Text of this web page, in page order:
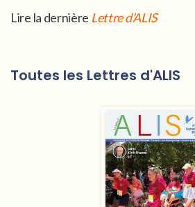
Lire la dernière Lettre d’ALIS
Toutes les Lettres d'ALIS